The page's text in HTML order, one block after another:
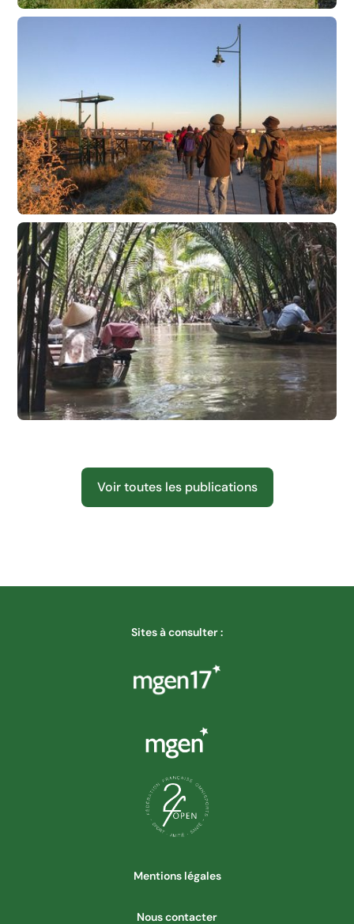
Découverte des terroirs et des cépages
Compte-rendu réunion création nouvelles
activités 2026-2027
Voir toutes les publications
Sites à consulter :
Mentions légales
Nous contacter